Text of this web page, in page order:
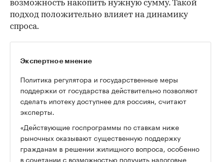
возможность накопить нужную сумму. Такой
подход положительно влияет на динамику
спроса.
Экспертное мнение
Политика регулятора и государственные меры
поддержки от государства действительно позволяют
сделать ипотеку доступнее для россиян, считают
эксперты.
«Действующие госпрограммы по ставкам ниже
рыночных оказывают существенную поддержку
гражданам в решении жилищного вопроса, особенно
в сочетании с возможностью получить налоговые